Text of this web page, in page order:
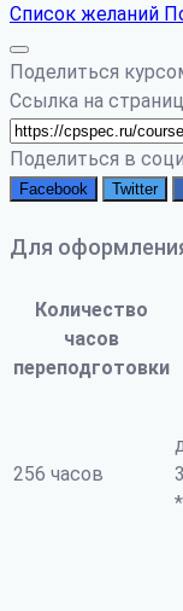
Список желаний
Поделиться
Ссылка на
Поделиться в
Facebook Twitter
Для
Количество
часов
переподготовки
256 часов
*